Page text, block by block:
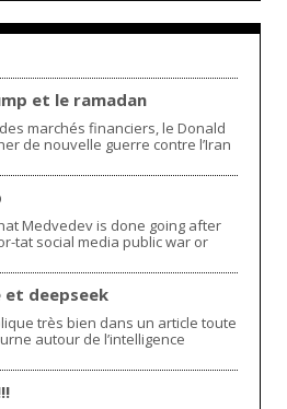
et le ramadan
marchés financiers, le Donald
de nouvelle guerre contre l’Iran
Medvedev is done going after
tat social media public war or
et deepseek
très bien dans un article toute
autour de l’intelligence